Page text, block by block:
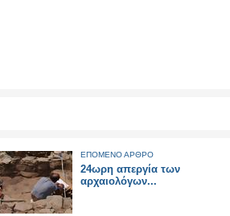
ΕΠΟΜΕΝΟ ΑΡΘΡΟ
24ωρη απεργία των
αρχαιολόγων...